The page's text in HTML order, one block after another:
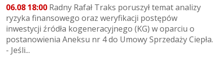
06.08 18:00 Radny Rafał Traks poruszył temat analizy
ryzyka finansowego oraz weryfikacji postępów
inwestycji źródła kogeneracyjnego (KG) w oparciu o
postanowienia Aneksu nr 4 do Umowy Sprzedaży Ciepła.
- Jeśli...